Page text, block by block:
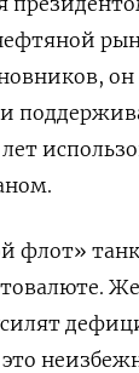
он
флот»